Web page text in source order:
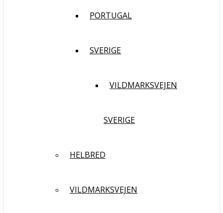
PORTUGAL
SVERIGE
VILDMARKSVEJEN
SVERIGE
HELBRED
VILDMARKSVEJEN